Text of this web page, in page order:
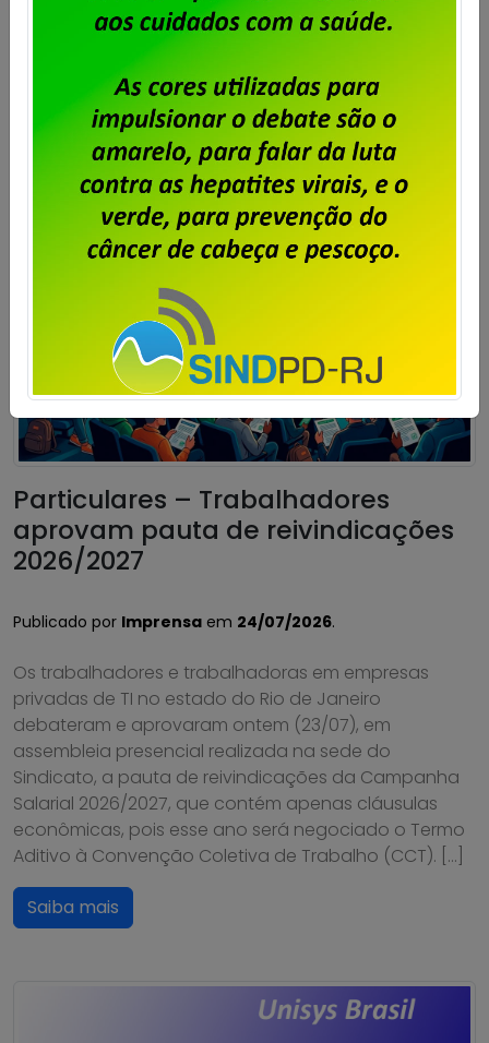
da Dataprev no RJ para debater e deliberar sobre a
PLR 2026. Confira o edital: SINDICATO DOS
TRABALHADORES EM EMPRESAS E SERVIÇOS PÚBLICOS E
PRIVADOS DE INFORMÁTICA E INTERNET E […]
Saiba mais
Particulares – Trabalhadores
aprovam pauta de reivindicações
2026/2027
Publicado por Imprensa em 24/07/2026.
Os trabalhadores e trabalhadoras em empresas
privadas de TI no estado do Rio de Janeiro
debateram e aprovaram ontem (23/07), em
assembleia presencial realizada na sede do
Sindicato, a pauta de reivindicações da Campanha
Salarial 2026/2027, que contém apenas cláusulas
econômicas, pois esse ano será negociado o Termo
Aditivo à Convenção Coletiva de Trabalho (CCT). […]
Saiba mais